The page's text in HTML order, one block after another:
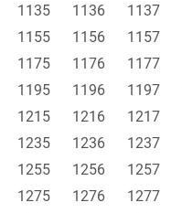
1135 1136 1137
1155 1156 1157
1175 1176 1177
1195 1196 1197
1215 1216 1217
1235 1236 1237
1255 1256 1257
1275 1276 1277